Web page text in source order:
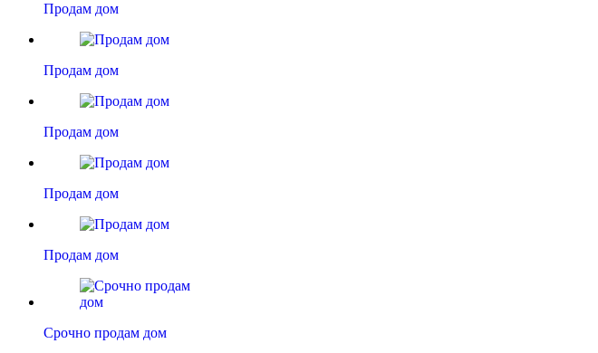
Продам дом
Продам дом
Продам дом
Продам дом
Продам дом
Срочно продам дом